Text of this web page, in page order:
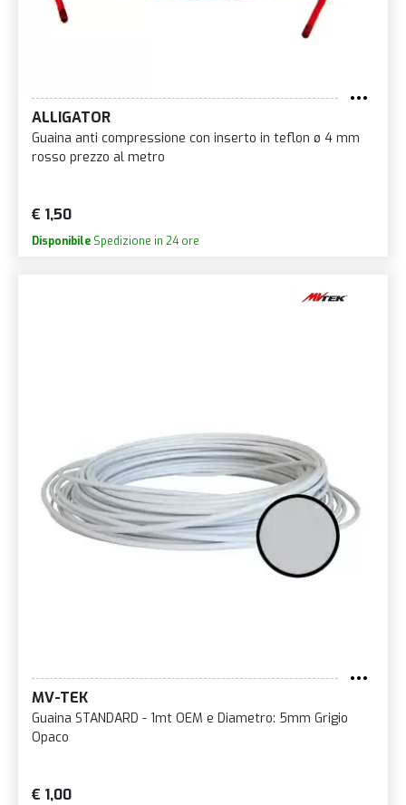
ALLIGATOR
Guaina anti compressione con inserto in teflon ø 4 mm
rosso prezzo al metro
€ 1,50
Disponibile Spedizione in 24 ore
MV-TEK
Guaina STANDARD - 1mt OEM e Diametro: 5mm Grigio
Opaco
€ 1,00